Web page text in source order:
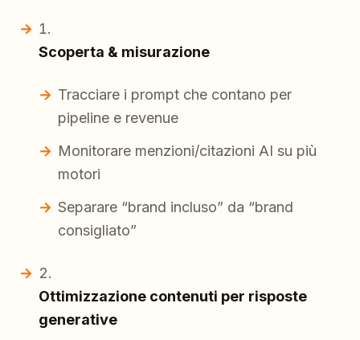
Scoperta & misurazione
Tracciare i prompt che contano per
pipeline e revenue
Monitorare menzioni/citazioni AI su più
motori
Separare “brand incluso” da “brand
consigliato”
Ottimizzazione contenuti per risposte
generative